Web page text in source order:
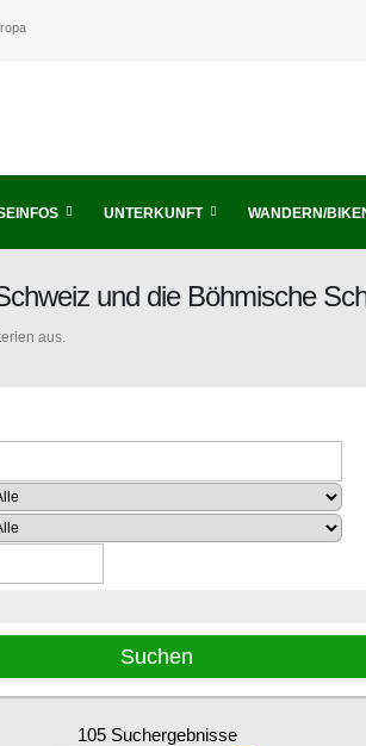
UNTERKUNFT WANDERN/
und die Böhmische
aus.
105 Suchergebnisse